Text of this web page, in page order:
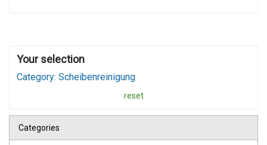
Your selection
Category: Scheibenreinigung
reset
Categories